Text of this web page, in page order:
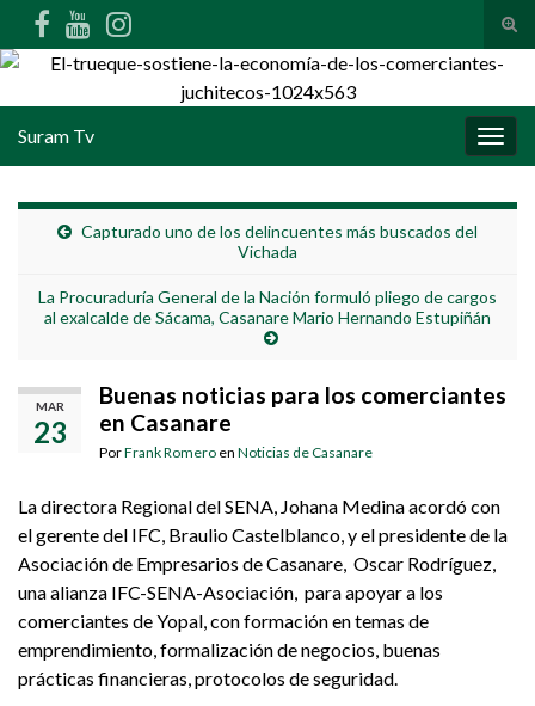
Search for:
Suram Tv
Capturado uno de los delincuentes más buscados del
Vichada
La Procuraduría General de la Nación formuló pliego de cargos
al exalcalde de Sácama, Casanare Mario Hernando Estupiñán
MAR
23
Buenas noticias para los comerciantes
en Casanare
PorFrank Romero en Noticias de Casanare
La directora Regional del SENA, Johana Medina acordó con
el gerente del IFC, Braulio Castelblanco, y el presidente de la
Asociación de Empresarios de Casanare, Oscar Rodríguez,
una alianza IFC-SENA-Asociación, para apoyar a los
comerciantes de Yopal, con formación en temas de
emprendimiento, formalización de negocios, buenas
prácticas financieras, protocolos de seguridad.